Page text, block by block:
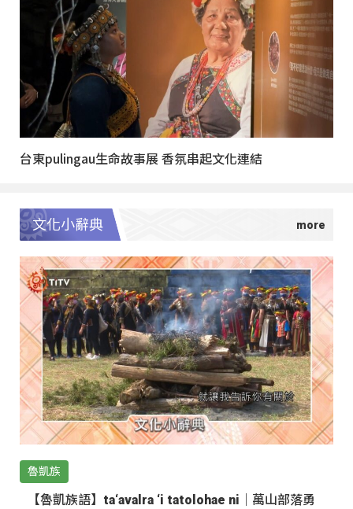
台東pulingau生命故事展 香氛串起文化連結
文化小辭典
魯凱族
【魯凱族語】ta‘avalra ‘i tatolohae ni｜萬山部落勇